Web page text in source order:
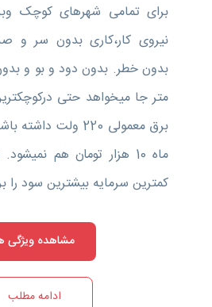
برای تمامی شهرهای کوچک
نیروی کار،کاری بدون سر و
متر جا میخواهد حتی
برق معمولی 220 ولت
ماه 10 هزار تومان هم
کمترین سرمایه بیشترین سود را
مشاهده ویژگی
ادامه مطلب